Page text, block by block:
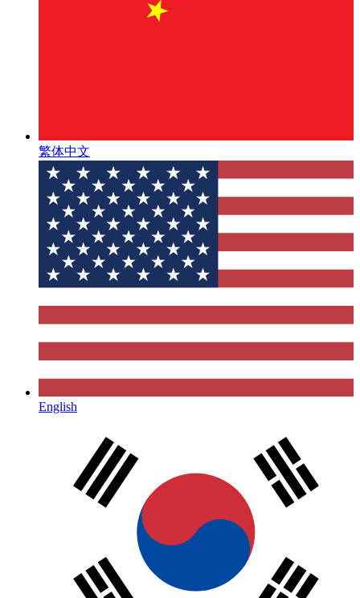
繁体中文
English